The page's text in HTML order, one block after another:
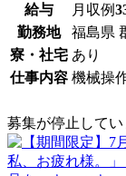
給与 月収例
勤務地
福島県
寮・社宅 あり
仕事内容 機械操
募集が停止してい